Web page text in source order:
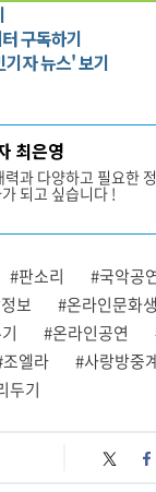
구독하기
자 뉴스' 보기
최은영
력과 다양하고 필요한
되고 싶습니다 !
#판소리
#국악공
보
#온라인문화
#온라인공연
엘라
#사랑방중
두기
트 페